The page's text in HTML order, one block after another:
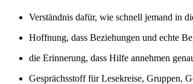
Verständnis dafür, wie schnell jemand in
Hoffnung, dass Beziehungen und echte
die Erinnerung, dass Hilfe annehmen
Gesprächsstoff für Lesekreise, Gruppen,